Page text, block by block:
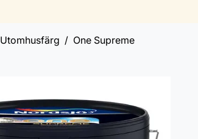
Utomhusfärg One Supreme